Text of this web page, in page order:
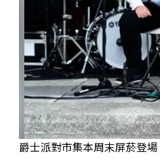
爵士派對市集本周末屏菸登